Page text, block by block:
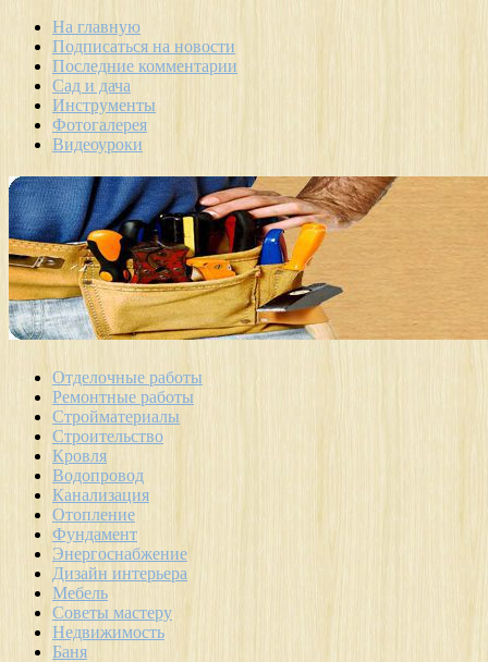
На главную
Подписаться на новости
Последние комментарии
Сад и дача
Инструменты
Фотогалерея
Видеоуроки
Отделочные работы
Ремонтные работы
Стройматериалы
Строительство
Кровля
Водопровод
Канализация
Отопление
Фундамент
Энергоснабжение
Дизайн интерьера
Мебель
Советы мастеру
Недвижимость
Баня